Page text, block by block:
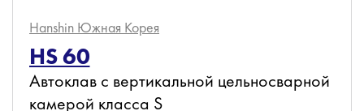
Hanshin Южная Корея
HS 60
Автоклав с вертикальной цельносварной
камерой класса S